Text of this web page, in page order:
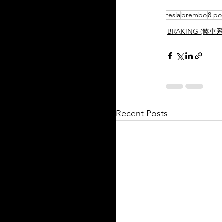
teslabrembo8
BRAKING (煞車
Recent Posts